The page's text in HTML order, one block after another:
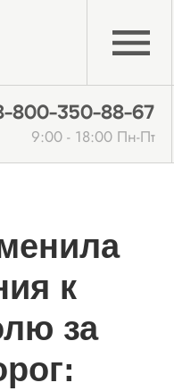
к
за